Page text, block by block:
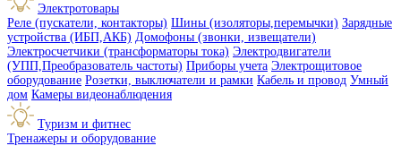
Электротовары
Реле (пускатели, контакторы) Шины (изоляторы,перемычки) Зарядные
устройства (ИБП,АКБ) Домофоны (звонки, извещатели)
Электросчетчики (трансформаторы тока) Электродвигатели
(УПП,Преобразователь частоты) Приборы учета Электрощитовое
оборудование Розетки, выключатели и рамки Кабель и провод Умный
дом Камеры видеонаблюдения
Туризм и фитнес
Тренажеры и оборудование